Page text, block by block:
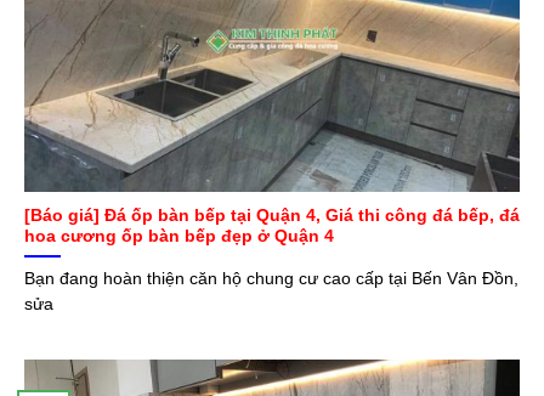
[Báo giá] Đá ốp bàn bếp tại Quận 4, Giá thi công đá bếp, đá
hoa cương ốp bàn bếp đẹp ở Quận 4
Bạn đang hoàn thiện căn hộ chung cư cao cấp tại Bến Vân Đồn,
sửa